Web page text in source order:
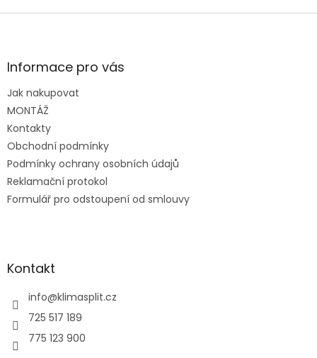
Z
aInformace pro vás
Jak nakupovat
MONTÁŽ
Kontakty
Obchodní podmínky
Podmínky ochrany osobních údajů
Reklamační protokol
Formulář pro odstoupení od smlouvy
Kontakt
info@klimasplit.cz
725 517 189
775 123 900